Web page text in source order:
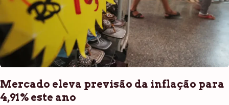
Mercado eleva previsão da inflação para
4,91% este ano